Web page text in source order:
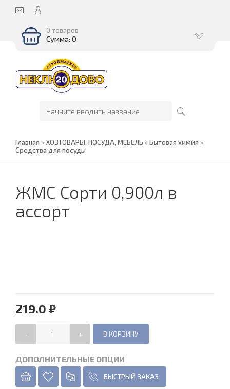
0 товаров
Сумма: 0
Главная » ХОЗТОВАРЫ, ПОСУДА, МЕБЕЛЬ »Бытовая химия »
Средства для посуды
ЖМС Сорти 0,900л в
ассорт
219.0 ₽
- +
ДОПОЛНИТЕЛЬНЫЕ ОПЦИИ
БЫСТРЫЙ ЗАКАЗ